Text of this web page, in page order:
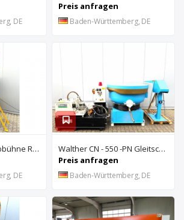
DE
Preis anfragen
Baden-Württemberg, DE
Mobile Scherenhubbühne Rothe Benkmann
DE
Walther CN - 550 -PN Gleitschleifanlage u. Rösler Z300 Turbo Floc Zentrifuge
Preis anfragen
Baden-Württemberg, DE